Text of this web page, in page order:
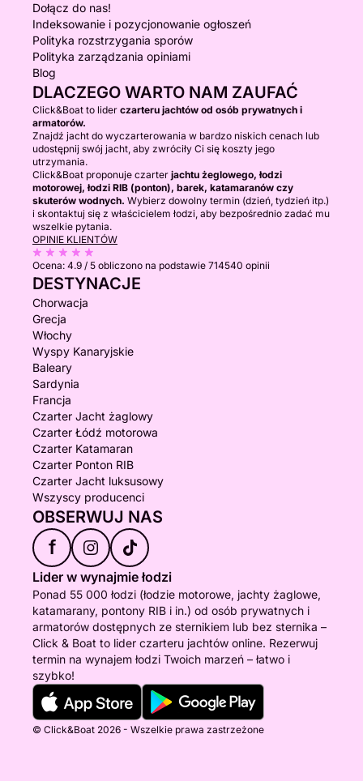
Dołącz do nas!
Indeksowanie i pozycjonowanie ogłoszeń
Polityka rozstrzygania sporów
Polityka zarządzania opiniami
Blog
DLACZEGO WARTO NAM ZAUFAĆ
Click&Boat to lider czarteru jachtów od osób prywatnych i
armatorów.
Znajdź jacht do wyczarterowania w bardzo niskich cenach lub
udostępnij swój jacht, aby zwróciły Ci się koszty jego
utrzymania.
Click&Boat proponuje czarter jachtu żeglowego, łodzi
motorowej, łodzi RIB (ponton), barek, katamaranów czy
skuterów wodnych. Wybierz dowolny termin (dzień, tydzień itp.)
i skontaktuj się z właścicielem łodzi, aby bezpośrednio zadać mu
wszelkie pytania.
OPINIE KLIENTÓW
Ocena: 4.9 / 5 obliczono na podstawie 714540 opinii
DESTYNACJE
Chorwacja
Grecja
Włochy
Wyspy Kanaryjskie
Baleary
Sardynia
Francja
Czarter Jacht żaglowy
Czarter Łódź motorowa
Czarter Katamaran
Czarter Ponton RIB
Czarter Jacht luksusowy
Wszyscy producenci
OBSERWUJ NAS
f
Lider w wynajmie łodzi
Ponad 55 000 łodzi (łodzie motorowe, jachty żaglowe,
katamarany, pontony RIB i in.) od osób prywatnych i
armatorów dostępnych ze sternikiem lub bez sternika –
Click & Boat to lider czarteru jachtów online. Rezerwuj
termin na wynajem łodzi Twoich marzeń – łatwo i
szybko!
© Click&Boat 2026 - Wszelkie prawa zastrzeżone